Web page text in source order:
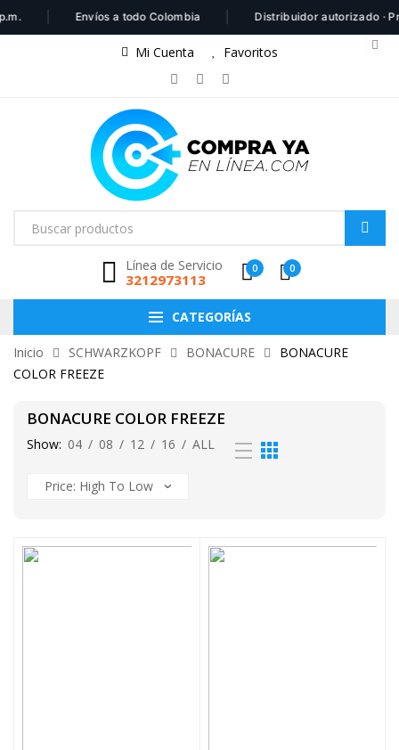
Envíos a todo Colombia Distribuidor autorizado ·
Mi Cuenta Favoritos
Línea de Servicio
3212973113
0 0
CATEGORÍAS
Inicio SCHWARZKOPF BONACURE
BONACURE
COLOR FREEZE
BONACURE COLOR FREEZE
Show: 04 / 08 / 12 / 16 / ALL